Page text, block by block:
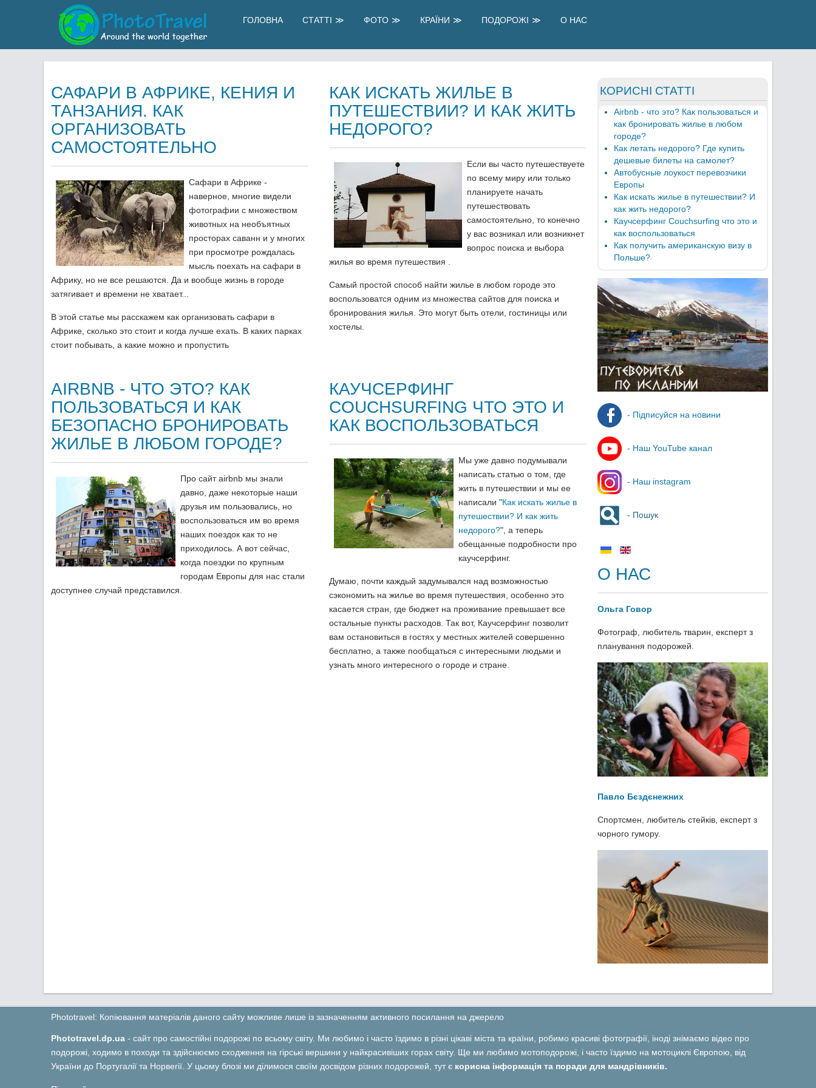
ГОЛОВНА СТАТТІ ФОТО КРАЇНИ ПОДОРОЖІ О НАС
САФАРИ В АФРИКЕ, КЕНИЯ И
ТАНЗАНИЯ. КАК
ОРГАНИЗОВАТЬ
САМОСТОЯТЕЛЬНО
Сафари в Африке -
наверное, многие видели
фотографии с множеством
животных на необъятных
просторах саванн и у многих
при просмотре рождалась
мысль поехать на сафари в
Африку, но не все решаются. Да и вообще жизнь в городе
затягивает и времени не хватает...
В этой статье мы расскажем как организовать сафари в
Африке, сколько это стоит и когда лучше ехать. В каких парках
стоит побывать, а какие можно и пропустить
КАК ИСКАТЬ ЖИЛЬЕ В
ПУТЕШЕСТВИИ? И КАК ЖИТЬ
НЕДОРОГО?
Если вы часто путешествуете
по всему миру или только
планируете начать
путешествовать
самостоятельно, то конечно
у вас возникал или возникнет
вопрос поиска и выбора
жилья во время путешествия .
Самый простой способ найти жилье в любом городе это
воспользоватся одним из множества сайтов для поиска и
бронирования жилья. Это могут быть отели, гостиницы или
хостелы.
AIRBNB - ЧТО ЭТО? КАК
ПОЛЬЗОВАТЬСЯ И КАК
БЕЗОПАСНО БРОНИРОВАТЬ
ЖИЛЬЕ В ЛЮБОМ ГОРОДЕ?
Про сайт airbnb мы знали
давно, даже некоторые наши
друзья им пользовались, но
воспользоваться им во время
наших поездок как то не
приходилось. А вот сейчас,
когда поездки по крупным
городам Европы для нас стали
доступнее случай представился.
КАУЧСЕРФИНГ
COUCHSURFING ЧТО ЭТО И
КАК ВОСПОЛЬЗОВАТЬСЯ
Мы уже давно подумывали
написать статью о том, где
жить в путешествии и мы ее
написали "Как искать жилье в
путешествии? И как жить
недорого?", а теперь
обещанные подробности про
каучсерфинг.
Думаю, почти каждый задумывался над возможностью
сэкономить на жилье во время путешествия, особенно это
касается стран, где бюджет на проживание превышает все
остальные пункты расходов. Так вот, Каучсерфинг позволит
вам остановиться в гостях у местных жителей совершенно
бесплатно, а также пообщаться с интересными людьми и
узнать много интересного о городе и стране.
КОРИСНІ СТАТТІ
Airbnb - что это? Как пользоваться и
как бронировать жилье в любом
городе?
Как летать недорого? Где купить
дешевые билеты на самолет?
Автобусные лоукост перевозчики
Европы
Как искать жилье в путешествии? И
как жить недорого?
Каучсерфинг Couchsurfing что это и
как воспользоваться
Как получить американскую визу в
Польше?
- Підписуйся на новини
- Наш YouTube канал
- Наш instagram
- Пошук
О НАС
Ольга Говор
Фотограф, любитель тварин, експерт з
планування подорожей.
Павло Бєздєнежних
Спортсмен, любитель стейків, експерт з
чорного гумору.
Phototravel: Копіювання матеріалів даного сайту можливе лише із зазначенням активного посилання на джерело
Phototravel.dp.ua - сайт про самостійні подорожі по всьому світу. Ми любимо і часто їздимо в різні цікаві міста та країни, робимо красиві фотографії, іноді знімаємо відео про
подорожі, ходимо в походи та здійснюємо сходження на гірські вершини у найкрасивіших горах світу. Ще ми любимо мотоподорожі, і часто їздимо на мотоциклі Європою, від
України до Португалії та Норвегії. У цьому блозі ми ділимося своїм досвідом різних подорожей, тут є корисна інформація та поради для мандрівників.